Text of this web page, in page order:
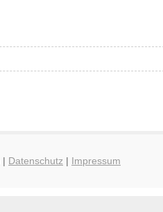
| Datenschutz| Impressum